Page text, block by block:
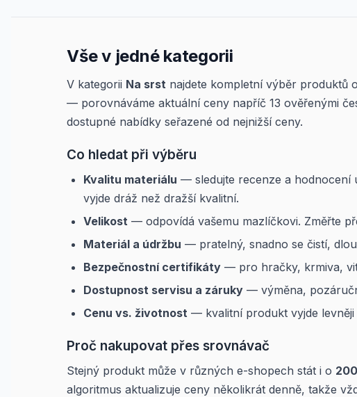
Vše v jedné kategorii
V kategorii Na srst najdete kompletní výběr produktů
— porovnáváme aktuální ceny napříč 13 ověřenými
dostupné nabídky seřazené od nejnižší ceny.
Co hledat při výběru
Kvalitu materiálu — sledujte recenze a hodnocení
vyjde dráž než dražší kvalitní.
Velikost — odpovídá vašemu mazlíčkovi. Změřte
Materiál a údržbu — pratelný, snadno se čistí,
Bezpečnostní certifikáty — pro hračky, krmiva,
Dostupnost servisu a záruky — výměna,
Cenu vs. životnost — kvalitní produkt vyjde
Proč nakupovat přes srovnávač
Stejný produkt může v různých e-shopech stát i o
algoritmus aktualizuje ceny několikrát denně, takže